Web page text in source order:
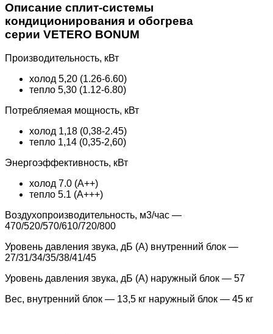
Описание сплит-системы
кондиционирования и обогрева
серии VETERO BONUM
Производительность, кВт
холод 5,20 (1.26-6.60)
тепло 5,30 (1.12-6.80)
Потребляемая мощность, кВт
холод 1,18 (0,38-2.45)
тепло 1,14 (0,35-2,60)
Энергоэффективность, кВт
холод 7.0 (A++)
тепло 5.1 (A+++)
Воздухопроизводительность, м3/час —
470/520/570/610/720/800
Уровень давления звука, дБ (А) внутренний блок —
27/31/34/35/38/41/45
Уровень давления звука, дБ (А) наружный блок — 57
Вес, внутренний блок — 13,5 кг наружный блок — 45 кг